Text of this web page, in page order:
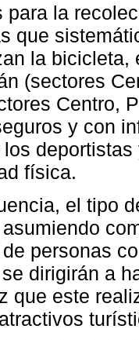
para la
que
la bicicleta,
(sectores
Centro,
y con
física.
el tipo
personas
dirigirán a
que este